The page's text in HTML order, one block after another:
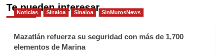
Te pueden interesar
Noticias Sinaloa Sinaloa SinMurosNews
Mazatlán refuerza su seguridad con más de 1,700
elementos de Marina